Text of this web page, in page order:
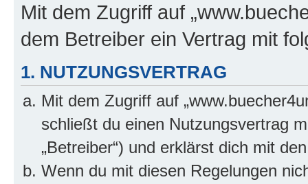
Mit dem Zugriff auf
dem Betreiber ein Vertrag mit
1. NUTZUNGSVERTRAG
Mit dem Zugriff auf
schließt du einen Nutzungsvertrag
„Betreiber“) und erklärst dich mit
Wenn du mit diesen Regelungen